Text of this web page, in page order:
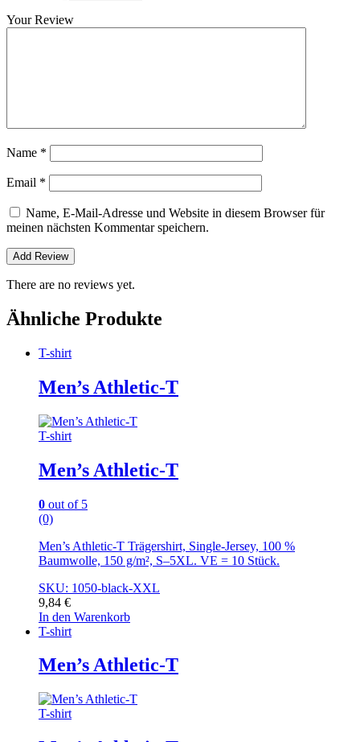
Your Review
Name *
Email *
Name, E-Mail-Adresse und Website in diesem Browser für
meinen nächsten Kommentar speichern.
There are no reviews yet.
Ähnliche Produkte
T-shirt
Men’s Athletic-T
T-shirt
Men’s Athletic-T
0 out of 5
(0)
Men’s Athletic-T Trägershirt, Single-Jersey, 100 %
Baumwolle, 150 g/m², S–5XL. VE = 10 Stück.
SKU: 1050-black-XXL
9,84 €
In den Warenkorb
T-shirt
Men’s Athletic-T
T-shirt